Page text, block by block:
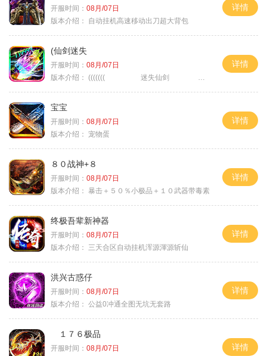
开服时间： 08月/07日
版本介绍：
自动挂机高速移动出刀超大背包
详情
(仙剑迷失
开服时间： 08月/07日
版本介绍： ((((((( 迷失仙剑 )))))
详情
宝宝
开服时间： 08月/07日
版本介绍： 宠物蛋
详情
８０战神+８
开服时间： 08月/07日
版本介绍： 暴击＋５０％小极品＋１０武器带毒素
详情
终极吾辈新神器
开服时间： 08月/07日
版本介绍：
三天合区自动挂机浑源渾源斩仙
详情
洪兴古惑仔
开服时间： 08月/07日
版本介绍： 公益0冲通全图无坑无套路
详情
１７６极品
开服时间： 08月/07日
详情